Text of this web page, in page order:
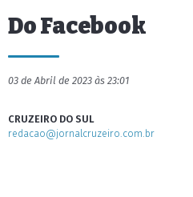
Do Facebook
03 de Abril de 2023 às 23:01
CRUZEIRO DO SUL
redacao@jornalcruzeiro.com.br